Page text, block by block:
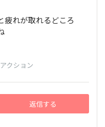
疲れが取れるどころ
クション
返信する